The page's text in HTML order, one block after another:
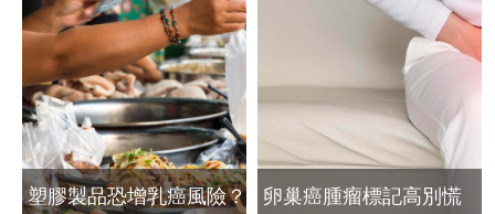
塑膠製品恐增乳癌風險？ 卵巢癌腫瘤標記高別慌